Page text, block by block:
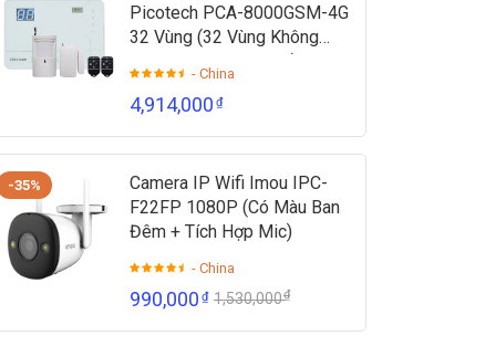
Picotech PCA-8000GSM-4G
32 Vùng (32 Vùng Không
Dây + 2 Vùng Có Dây)
- China
4,914,000₫
-35%
Camera IP Wifi Imou IPC-
F22FP 1080P (Có Màu Ban
Đêm + Tích Hợp Mic)
- China
990,000₫ 1,530,000₫